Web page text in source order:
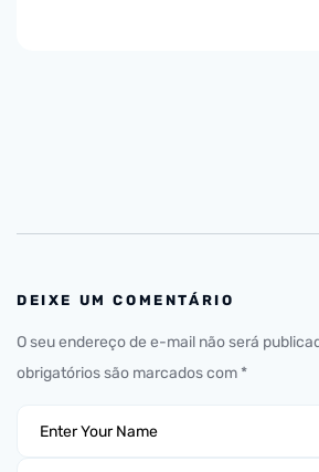
DEIXE UM COMENTÁRIO
O seu endereço de e-mail não será
obrigatórios são marcados com *